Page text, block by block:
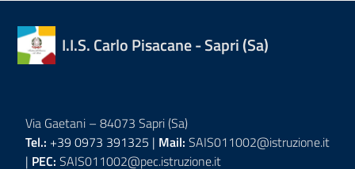
I.I.S. Carlo Pisacane - Sapri (Sa)
Via Gaetani – 84073 Sapri (Sa)
Tel.: +39 0973 391325 | Mail: SAIS011002@istruzione.it
| PEC: SAIS011002@pec.istruzione.it